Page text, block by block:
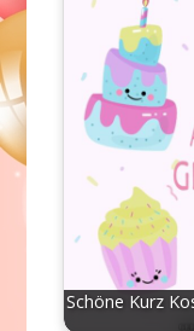
Schöne Kurz